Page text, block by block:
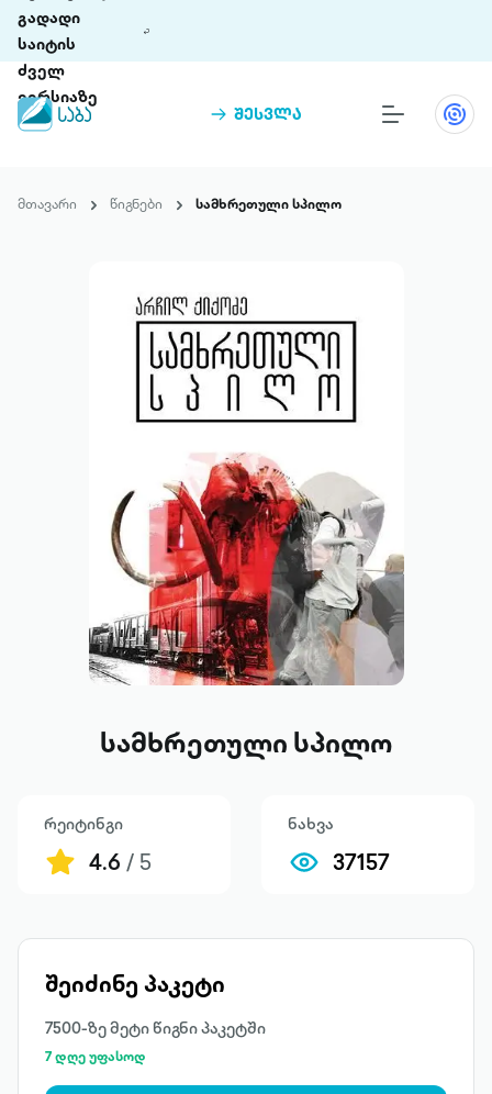
გადადი
საიტის
ძველ
ვერსიაზე
შესვლა
თინეთი 9 ციფრულ პლატფორმასა და 5
ჩვენ შესახებ
მთავარი წიგნები სამხრეთული სპილო
სამხრეთული სპილო
რეიტინგი
4.6 / 5
ნახვა
37157
შეიძინე პაკეტი
7500-ზე მეტი წიგნი პაკეტში
7 დღე უფასოდ